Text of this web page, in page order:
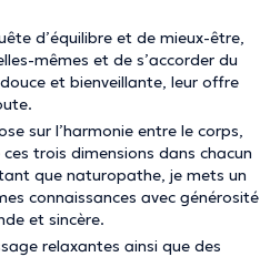
d’équilibre et de mieux-être,
mêmes et de s’accorder du
et bienveillante, leur offre
sur l’harmonie entre le corps,
trois dimensions dans chacun
que naturopathe, je mets un
connaissances avec générosité
et sincère.
relaxantes ainsi que des